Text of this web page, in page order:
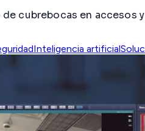
cubrebocas en
Inteligencia artificial